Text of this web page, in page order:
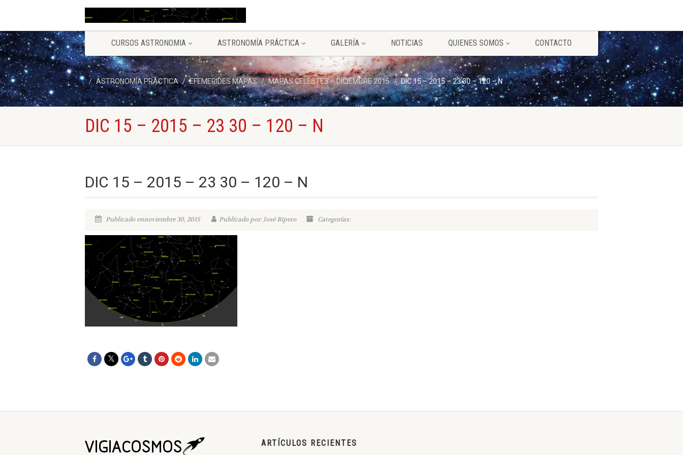
CURSOS ASTRONOMIA ASTRONOMÍA PRÁCTICA GALERÍA NOTICIAS QUIENES SOMOS CONTACTO
ASTRONOMÍA PRÁCTICA EFEMERIDES MAPAS MAPAS CELESTES – DICIEMBRE 2015 DIC 15 – 2015 – 23 30 – 120 – N
DIC 15 – 2015 – 23 30 – 120 – N
DIC 15 – 2015 – 23 30 – 120 – N
Publicado ennoviembre 30, 2015 Publicado por: José Ripero Categorías:
ARTÍCULOS RECIENTES